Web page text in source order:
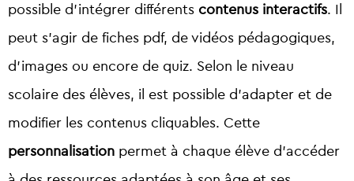
possible d’intégrer différents contenus interactifs. Il
peut s’agir de fiches pdf, de vidéos pédagogiques,
d’images ou encore de quiz. Selon le niveau
scolaire des élèves, il est possible d’adapter et de
modifier les contenus cliquables. Cette
personnalisation permet à chaque élève d’accéder